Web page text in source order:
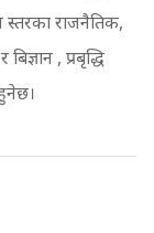
स्तरका राजनैतिक,
, प्रबृद्धि